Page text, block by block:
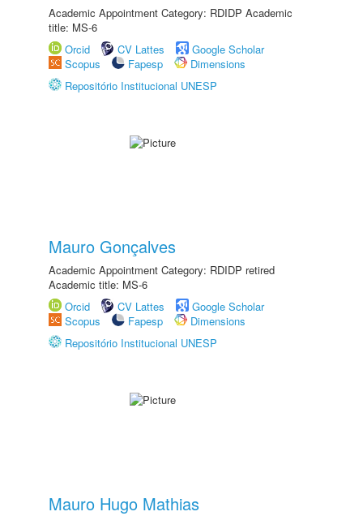
Academic Appointment Category: RDIDP Academic
title: MS-6
Orcid
CV Lattes
Google Scholar
Scopus
Fapesp
Dimensions
Repositório Institucional UNESP
Mauro Gonçalves
Academic Appointment Category: RDIDP retired
Academic title: MS-6
Orcid
CV Lattes
Google Scholar
Scopus
Fapesp
Dimensions
Repositório Institucional UNESP
Mauro Hugo Mathias